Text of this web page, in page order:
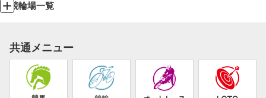
競輪場一覧
共通メニュー